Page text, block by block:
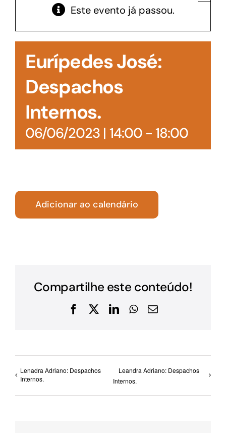
Acesso à Informação
Este evento já passou.
Eurípedes José:
Despachos
Internos.
06/06/2023 | 14:00- 18:00
Adicionar ao calendário
Compartilhe este conteúdo!
Facebook
X LinkedInWhatsApp
E-
Lenadra Adriano: Despachos
Internos.
Leandra Adriano: Despachos
Internos.